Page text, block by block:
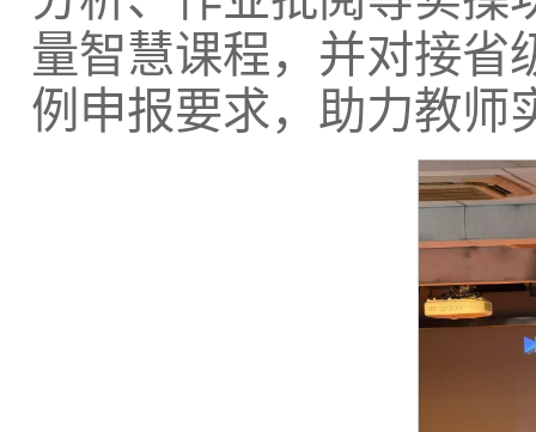
量智慧课程，并对接省
例申报要求，助力教师